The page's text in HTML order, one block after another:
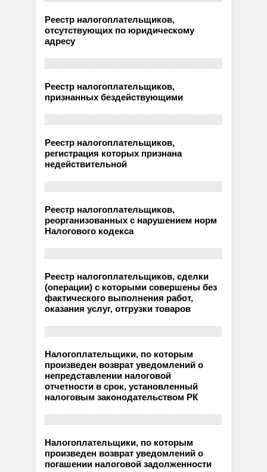
Реестр налогоплательщиков,
отсутствующих по юридическому
адресу
Реестр налогоплательщиков,
признанных бездействующими
Реестр налогоплательщиков,
регистрация которых признана
недействительной
Реестр налогоплательщиков,
реорганизованных с нарушением норм
Налогового кодекса
Реестр налогоплательщиков, сделки
(операции) с которыми совершены без
фактического выполнения работ,
оказания услуг, отгрузки товаров
Налогоплательщики, по которым
произведен возврат уведомлений о
непредставлении налоговой
отчетности в срок, установленный
налоговым законодательством РК
Налогоплательщики, по которым
произведен возврат уведомлений о
погашении налоговой задолженности